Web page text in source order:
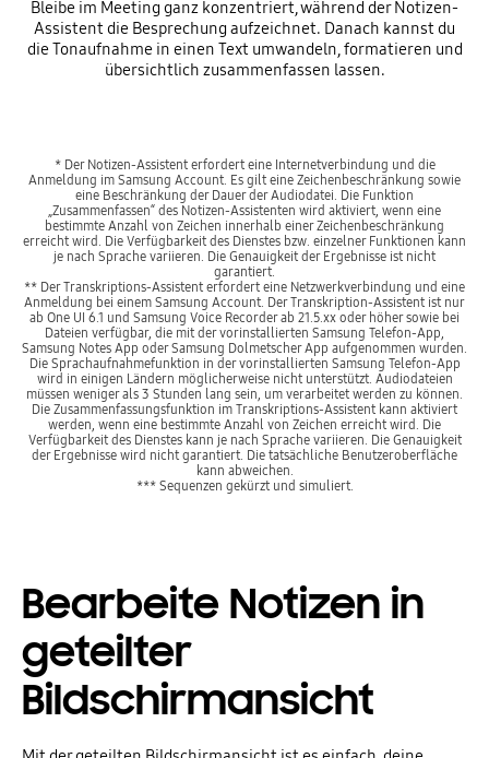
Bleibe im Meeting ganz konzentriert, während der Notizen-
Assistent die Besprechung aufzeichnet. Danach kannst du
die Tonaufnahme in einen Text umwandeln, formatieren und
übersichtlich zusammenfassen lassen.
* Der Notizen-Assistent erfordert eine Internetverbindung und die
Anmeldung im Samsung Account. Es gilt eine Zeichenbeschränkung sowie
eine Beschränkung der Dauer der Audiodatei. Die Funktion
„Zusammenfassen“ des Notizen-Assistenten wird aktiviert, wenn eine
bestimmte Anzahl von Zeichen innerhalb einer Zeichenbeschränkung
erreicht wird. Die Verfügbarkeit des Dienstes bzw. einzelner Funktionen kann
je nach Sprache variieren. Die Genauigkeit der Ergebnisse ist nicht
garantiert.
** Der Transkriptions-Assistent erfordert eine Netzwerkverbindung und eine
Anmeldung bei einem Samsung Account. Der Transkription-Assistent ist nur
ab One UI 6.1 und Samsung Voice Recorder ab 21.5.xx oder höher sowie bei
Dateien verfügbar, die mit der vorinstallierten Samsung Telefon-App,
Samsung Notes App oder Samsung Dolmetscher App aufgenommen wurden.
Die Sprachaufnahmefunktion in der vorinstallierten Samsung Telefon-App
wird in einigen Ländern möglicherweise nicht unterstützt. Audiodateien
müssen weniger als 3 Stunden lang sein, um verarbeitet werden zu können.
Die Zusammenfassungsfunktion im Transkriptions-Assistent kann aktiviert
werden, wenn eine bestimmte Anzahl von Zeichen erreicht wird. Die
Verfügbarkeit des Dienstes kann je nach Sprache variieren. Die Genauigkeit
der Ergebnisse wird nicht garantiert. Die tatsächliche Benutzeroberfläche
kann abweichen.
*** Sequenzen gekürzt und simuliert.
Bearbeite Notizen in
geteilter
Bildschirmansicht